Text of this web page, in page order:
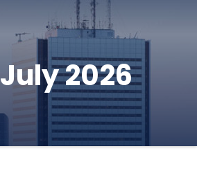
July 2026